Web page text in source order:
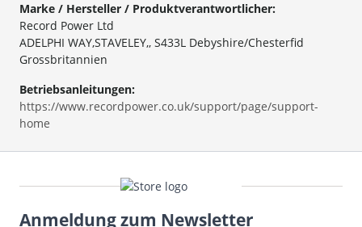
Marke / Hersteller / Produktverantwortlicher:
Record Power Ltd
ADELPHI WAY,STAVELEY,, S433L Debyshire/Chesterfid
Grossbritannien
Betriebsanleitungen:
https://www.recordpower.co.uk/support/page/support-
home
Anmeldung zum Newsletter